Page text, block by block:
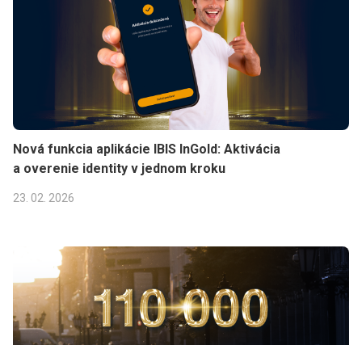
Nová funkcia aplikácie IBIS InGold: Aktivácia
a overenie identity v jednom kroku
23. 02. 2026